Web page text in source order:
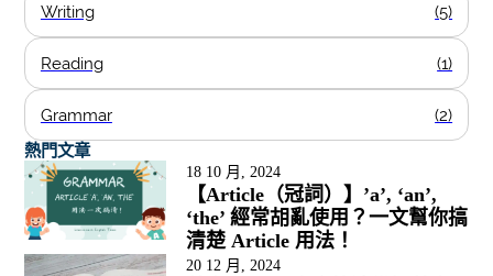
Writing (5)
Reading (1)
Grammar
(2)
熱門文章
18 10 月, 2024
【Article（冠詞）】’a’, ‘an’,
‘the’ 經常胡亂使用？一文幫你搞
清楚 Article 用法！
20 12 月, 2024